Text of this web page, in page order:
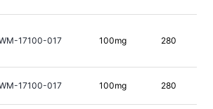
17100-017 100mg 280
17100-017 100mg 280